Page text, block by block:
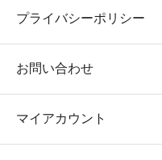
プライバシーポリシー
お問い合わせ
マイアカウント